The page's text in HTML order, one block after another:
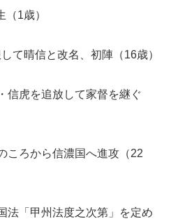
1歳）
て晴信と改名、初陣（16歳）
信虎を追放して家督を継ぐ
ころから信濃国へ進攻（22
法「甲州法度之次第」を定め